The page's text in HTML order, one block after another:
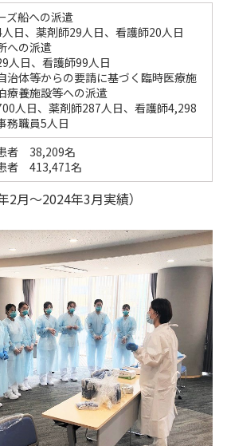
ズ船への派遣
日、薬剤師29人日、看護師20人日
への派遣
人日、看護師99人日
治体等からの要請に基づく臨時医療施
療養施設等への派遣
人日、薬剤師287人日、看護師4,298
務職員5人日
者 38,209名
者 413,471名
2月～2024年3月実績）